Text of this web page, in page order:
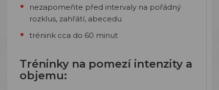
nezapomeňte před intervaly na pořádný
rozklus, zahřátí, abecedu
trénink cca do 60 minut
Tréninky na pomezí intenzity a
objemu: